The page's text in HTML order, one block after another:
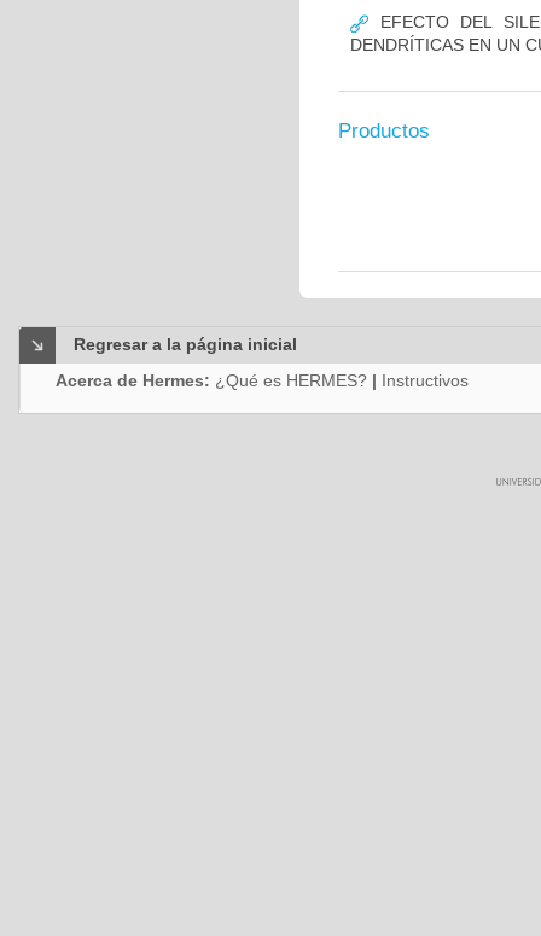
EFECTO DEL
DENDRÍTICAS EN UN
Productos
Regresar a la página inicial
Acerca de Hermes: ¿Qué es HERMES? | Instructivos